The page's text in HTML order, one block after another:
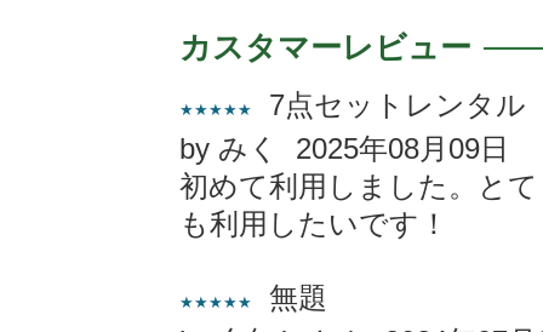
カスタマーレビュー
★★★★★
7点セットレンタル
by みく 2025年08月09日
初めて利用しました。と
も利用したいです！
★★★★★
無題